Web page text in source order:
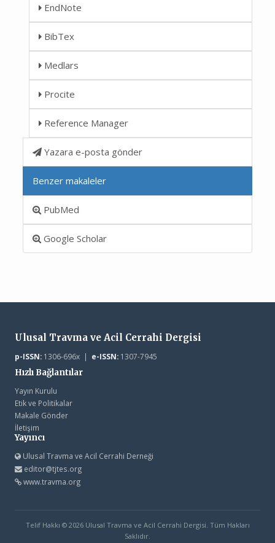
EndNote
BibTex
Medlars
Procite
Reference Manager
Yazara e-posta gönder
Benzer makaleler
PubMed
Google Scholar
Ulusal Travma ve Acil Cerrahi Dergisi
p-ISSN:1306-696x | e-ISSN:1307-7945
Hızlı Bağlantılar
Yayın Kurulu
Etik ve Politikalar
Makale Gönder
İletişim
Yayıncı
Ulusal Travma ve Acil Cerrahi Derneği
editor@tjtes.org
www.travma.org
Telif Hakkı © 2026 Ulusal Travma ve Acil Cerrahi Dergisi. Tüm Hakları
Saklıdır.